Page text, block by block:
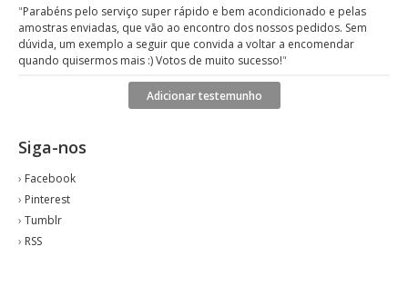
"Parabéns pelo serviço super rápido e bem acondicionado e pelas
amostras enviadas, que vão ao encontro dos nossos pedidos. Sem
dúvida, um exemplo a seguir que convida a voltar a encomendar
quando quisermos mais :) Votos de muito sucesso!"
Adicionar testemunho
Siga-nos
› Facebook
› Pinterest
› Tumblr
› RSS